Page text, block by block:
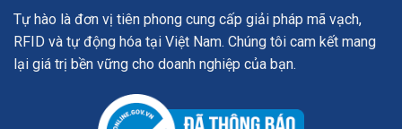
Tự hào là đơn vị tiên phong cung cấp giải pháp mã vạch,
RFID và tự động hóa tại Việt Nam. Chúng tôi cam kết mang
lại giá trị bền vững cho doanh nghiệp của bạn.